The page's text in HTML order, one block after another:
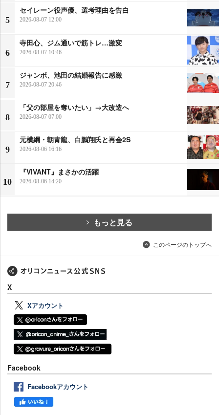
5
セイレーン役声優、選考理由を告白
2026-08-07 12:00
6
寺田心、ジム通いで筋トレ…激変
2026-08-07 10:46
7
ジャンボ、池田の結婚報告に感激
2026-08-07 20:46
8
「父の部屋を奪いたい」→大改造へ
2026-08-07 07:00
9
元横綱・朝青龍、白鵬翔氏と再会2S
2026-08-06 16:16
10
『VIVANT』まさかの活躍
2026-08-06 14:20
もっと見る
このページのトップへ
X
Xアカウント
Facebook
Facebookアカウント